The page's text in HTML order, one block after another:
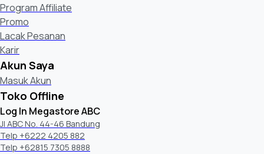
Program Affiliate
Promo
Lacak Pesanan
Karir
Akun Saya
Masuk Akun
Toko Offline
Log In Megastore ABC
Jl ABC No. 44-46 Bandung
Telp +6222 4205 882
Telp +62815 7305 8888